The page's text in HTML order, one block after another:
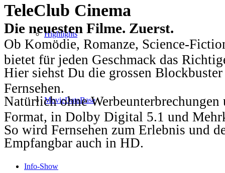
Highlights
MovieDataBase
Info-Show
TeleClub Cinema
Die neuesten Filme. Zuerst.
Ob Komödie, Romanze, Science-
bietet für jeden Geschmack das
Hier siehst Du die grossen
Fernsehen.
Natürlich ohne
Format, in Dolby Digital 5.1 und
So wird Fernsehen zum Erlebnis und
Empfangbar auch in HD.